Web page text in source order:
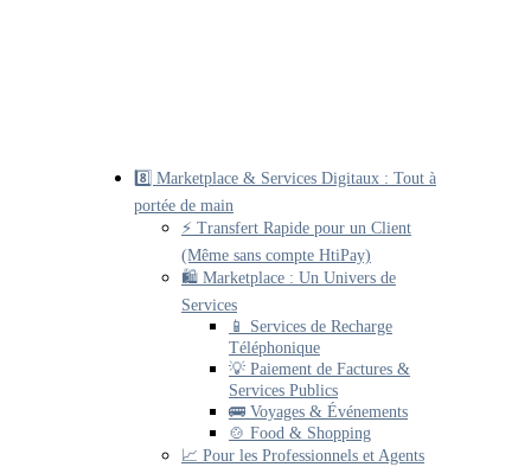
8️⃣ Marketplace & Services Digitaux : Tout à
portée de main
⚡ Transfert Rapide pour un Client
(Même sans compte HtiPay)
🛍️ Marketplace : Un Univers de
Services
📱 Services de Recharge
Téléphonique
💡 Paiement de Factures &
Services Publics
🚌 Voyages & Événements
🍲 Food & Shopping
📈 Pour les Professionnels et Agents